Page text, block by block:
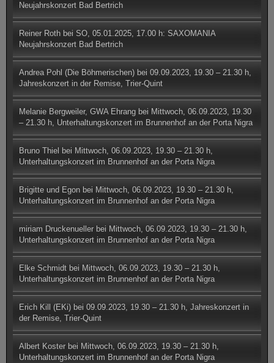
Neujahrskonzert Bad Bertrich
Reiner Roth bei SO, 05.01.2025, 17.00 h: SAXOMANIA
Neujahrskonzert Bad Bertrich
Andrea Pohl (Die Böhmerischen) bei 09.09.2023, 19.30 – 21.30 h,
Jahreskonzert in der Remise, Trier-Quint
Melanie Bergweiler, GWA Ehrang bei Mittwoch, 06.09.2023, 19.30
– 21.30 h, Unterhaltungskonzert im Brunnenhof an der Porta Nigra
Bruno Thiel bei Mittwoch, 06.09.2023, 19.30 – 21.30 h,
Unterhaltungskonzert im Brunnenhof an der Porta Nigra
Brigitte und Egon bei Mittwoch, 06.09.2023, 19.30 – 21.30 h,
Unterhaltungskonzert im Brunnenhof an der Porta Nigra
miriam Druckenueller bei Mittwoch, 06.09.2023, 19.30 – 21.30 h,
Unterhaltungskonzert im Brunnenhof an der Porta Nigra
Elke Schmidt bei Mittwoch, 06.09.2023, 19.30 – 21.30 h,
Unterhaltungskonzert im Brunnenhof an der Porta Nigra
Erich Kill (EKi) bei 09.09.2023, 19.30 – 21.30 h, Jahreskonzert in
der Remise, Trier-Quint
Albert Koster bei Mittwoch, 06.09.2023, 19.30 – 21.30 h,
Unterhaltungskonzert im Brunnenhof an der Porta Nigra